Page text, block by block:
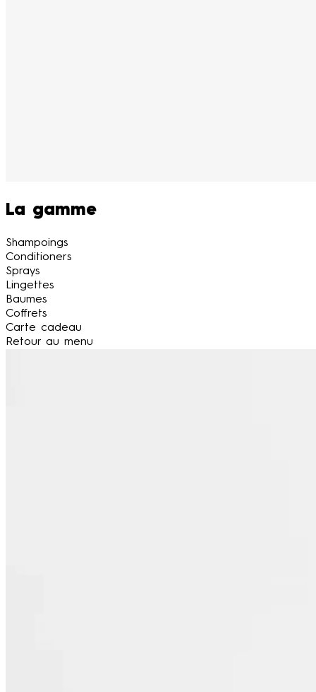
La gamme
Shampoings
Conditioners
Sprays
Lingettes
Baumes
Coffrets
Carte cadeau
Retour au menu